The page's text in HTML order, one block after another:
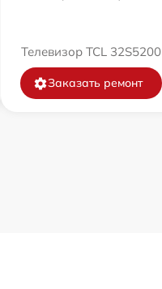
Телевизор TCL 32S5200
Заказать ремонт